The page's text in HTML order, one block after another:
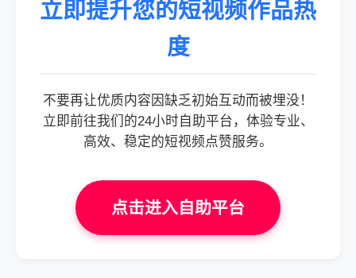
立即提升您的短视频作品热
度
不要再让优质内容因缺乏初始互动而被埋没！
立即前往我们的24小时自助平台，体验专业、
高效、稳定的短视频点赞服务。
点击进入自助平台